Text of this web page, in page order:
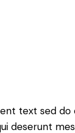
text sed
deserunt